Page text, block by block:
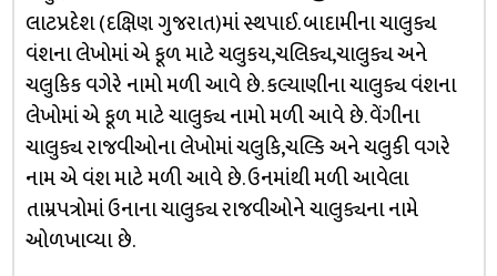
લાટપ્રદેશ (દક્ષિણ ગુજરાત)માં સ્થપાઈ. બાદામીના ચાલુક્ય
વંશના લેખોમાં એ કૂળ માટે ચલુકય,ચલિક્ય,ચાલુક્ય અને
ચલુકિક વગેરે નામો મળી આવે છે. કલ્યાણીના ચાલુક્ય વંશના
લેખોમાં એ કૂળ માટે ચાલુક્ય નામો મળી આવે છે. વેંગીના
ચાલુક્ય રાજવીઓના લેખોમાં ચલુકિ,ચલ્કિ અને ચલુકી વગરે
નામ એ વંશ માટે મળી આવે છે. ઉનમાંથી મળી આવેલા
તામ્રપત્રોમાં ઉનાના ચાલુક્ય રાજવીઓને ચાલુક્યના નામે
ઓળખાવ્યા છે.